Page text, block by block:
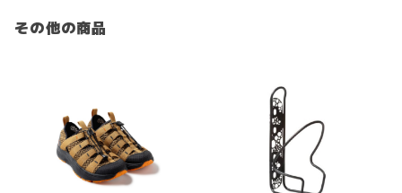
その他の商品